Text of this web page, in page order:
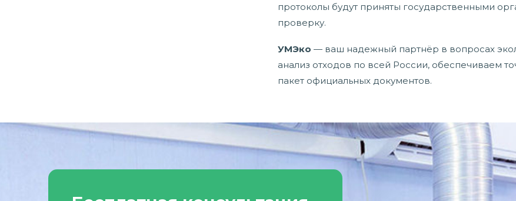
протоколы будут приняты государственными
проверку.
УМЭко — ваш надежный партнёр в вопросах
анализ отходов по всей России, обеспечиваем
пакет официальных документов.